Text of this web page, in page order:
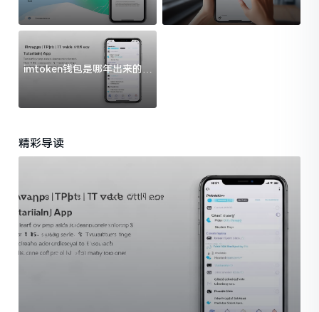
imtoken钱包是哪年出来的？
一文给你说清楚
精彩导读